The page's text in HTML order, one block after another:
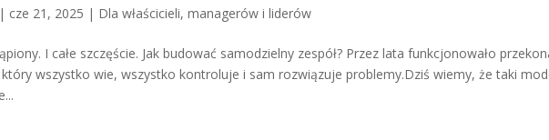
| cze 21, 2025 | Dla właścicieli, managerów i liderów
I całe szczęście. Jak budować samodzielny zespół? Przez lata funkcjonowało
wszystko wie, wszystko kontroluje i sam rozwiązuje problemy.Dziś wiemy, że taki